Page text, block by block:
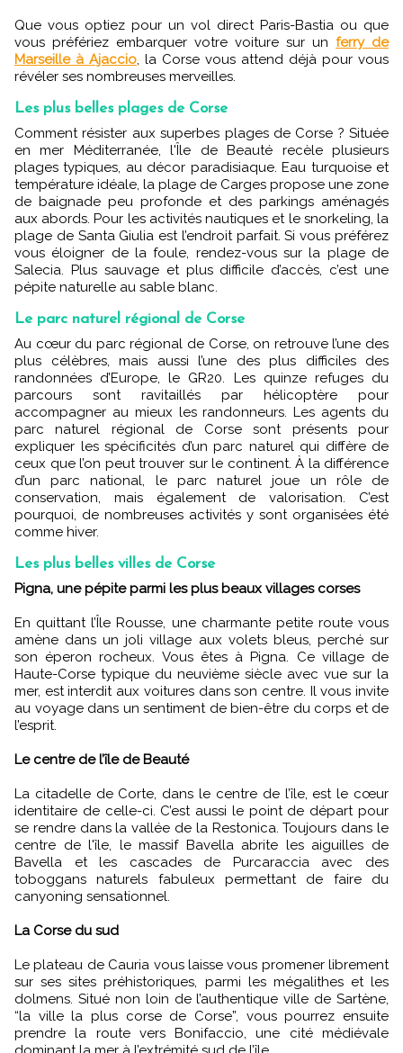
Que vous optiez pour un vol direct Paris-Bastia ou que
vous préfériez embarquer votre voiture sur un ferry de
Marseille à Ajaccio , la Corse vous attend déjà pour vous
révéler ses nombreuses merveilles.
Les plus belles plages de Corse
Comment résister aux superbes plages de Corse ? Située
en mer Méditerranée, l'Île de Beauté recèle plusieurs
plages typiques, au décor paradisiaque. Eau turquoise et
température idéale, la plage de Carges propose une zone
de baignade peu profonde et des parkings aménagés
aux abords. Pour les activités nautiques et le snorkeling, la
plage de Santa Giulia est l’endroit parfait. Si vous préférez
vous éloigner de la foule, rendez-vous sur la plage de
Salecia. Plus sauvage et plus difficile d’accès, c’est une
pépite naturelle au sable blanc.
Le parc naturel régional de Corse
Au cœur du parc régional de Corse, on retrouve l’une des
plus célèbres, mais aussi l’une des plus difficiles des
randonnées d’Europe, le GR20. Les quinze refuges du
parcours sont ravitaillés par hélicoptère pour
accompagner au mieux les randonneurs. Les agents du
parc naturel régional de Corse sont présents pour
expliquer les spécificités d’un parc naturel qui diffère de
ceux que l’on peut trouver sur le continent. À la différence
d’un parc national, le parc naturel joue un rôle de
conservation, mais également de valorisation. C’est
pourquoi, de nombreuses activités y sont organisées été
comme hiver.
Les plus belles villes de Corse
Pigna, une pépite parmi les plus beaux villages corses
En quittant l’Île Rousse, une charmante petite route vous
amène dans un joli village aux volets bleus, perché sur
son éperon rocheux. Vous êtes à Pigna. Ce village de
Haute-Corse typique du neuvième siècle avec vue sur la
mer, est interdit aux voitures dans son centre. Il vous invite
au voyage dans un sentiment de bien-être du corps et de
l’esprit.
Le centre de l’île de Beauté
La citadelle de Corte, dans le centre de l’île, est le cœur
identitaire de celle-ci. C’est aussi le point de départ pour
se rendre dans la vallée de la Restonica. Toujours dans le
centre de l'île, le massif Bavella abrite les aiguilles de
Bavella et les cascades de Purcaraccia avec des
toboggans naturels fabuleux permettant de faire du
canyoning sensationnel.
La Corse du sud
Le plateau de Cauria vous laisse vous promener librement
sur ses sites préhistoriques, parmi les mégalithes et les
dolmens. Situé non loin de l’authentique ville de Sartène,
“la ville la plus corse de Corse”, vous pourrez ensuite
prendre la route vers Bonifaccio, une cité médiévale